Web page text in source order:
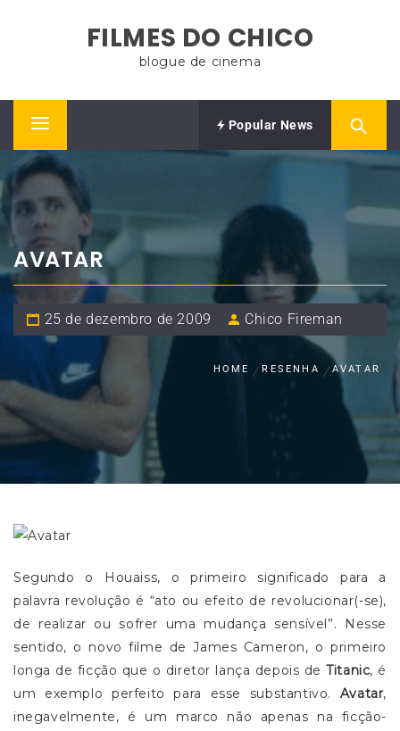
FILMES DO CHICO
blogue de cinema
Primary
Menu
Popular News
AVATAR
25 de dezembro de 2009 Chico Fireman
HOME RESENHA AVATAR
Segundo o Houaiss, o primeiro significado para a
palavra revolução é “ato ou efeito de revolucionar(-se),
de realizar ou sofrer uma mudança sensível”. Nesse
sentido, o novo filme de James Cameron, o primeiro
longa de ficção que o diretor lança depois deTitanic, é
um exemplo perfeito para esse substantivo. Avatar,
inegavelmente, é um marco não apenas na ficção-